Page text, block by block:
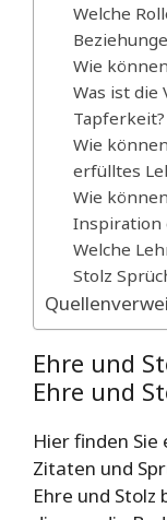
Welche
Wie
Was ist die
Tapferkeit?
Wie
erfülltes
Wie
Inspiration
Welche
Stolz
Ehre und
Ehre und
Hier finden
Zitaten und
Ehre und Stolz